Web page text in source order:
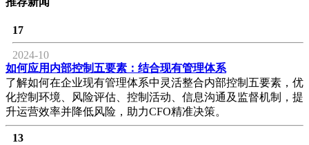
17
2024-10
如何应用内部控制五要素：结合现有管理体系
了解如何在企业现有管理体系中灵活整合内部控制五要素，优
化控制环境、风险评估、控制活动、信息沟通及监督机制，提
升运营效率并降低风险，助力CFO精准决策。
13